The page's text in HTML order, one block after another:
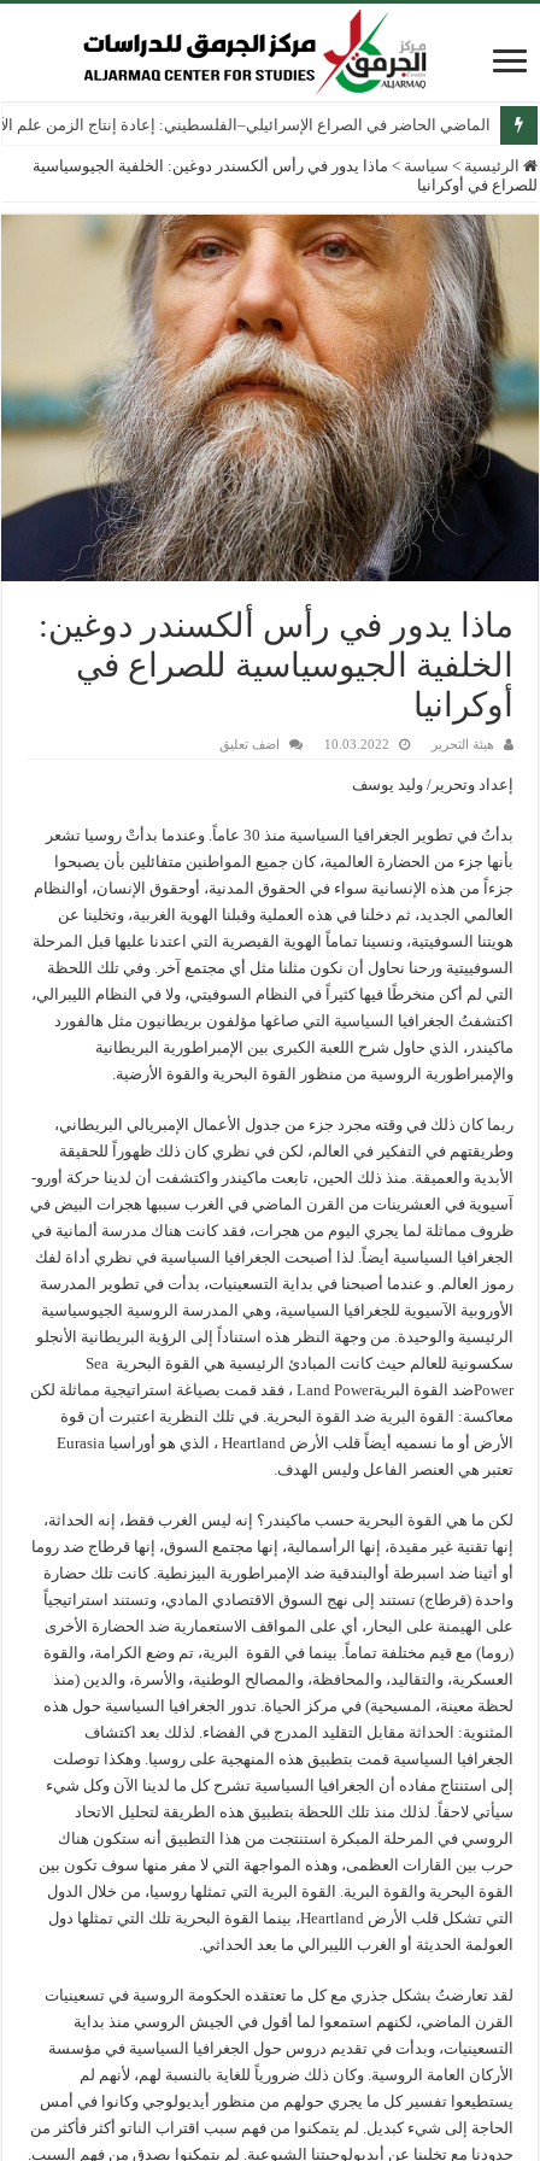
الماضي الحاضر في الصراع الإسرائيلي–الفلسطيني: إعادة إنتاج الزمن علم
الرئيسية > سياسة > ماذا يدور في رأس ألكسندر دوغين: الخلفية الجيوسياسية
للصراع في أوكرانيا
ماذا يدور في رأس ألكسندر دوغين:
الخلفية الجيوسياسية للصراع في
أوكرانيا
هيئة التحرير 10.03.2022 اضف تعليق
إعداد وتحرير/ وليد يوسف
بدأتُ في تطوير الجغرافيا السياسية منذ 30 عاماً. وعندما بدأتْ روسيا تشعر
بأنها جزء من الحضارة العالمية، كان جميع المواطنين متفائلين بأن يصبحوا
جزءاً من هذه الإنسانية سواء في الحقوق المدنية، أوحقوق الإنسان، أوالنظام
العالمي الجديد، ثم دخلنا في هذه العملية وقبلنا الهوية الغربية، وتخلينا عن
هويتنا السوفيتية، ونسينا تماماً الهوية القيصرية التي اعتدنا عليها قبل المرحلة
السوفييتية ورحنا نحاول أن نكون مثلنا مثل أي مجتمع آخر. وفي تلك اللحظة
التي لم أكن منخرطًا فيها كثيراً في النظام السوفيتي، ولا في النظام الليبرالي،
اكتشفتُ الجغرافيا السياسية التي صاغها مؤلفون بريطانيون مثل هالفورد
ماكيندر، الذي حاول شرح اللعبة الكبرى بين الإمبراطورية البريطانية
والإمبراطورية الروسية من منظور القوة البحرية والقوة الأرضية.
ربما كان ذلك في وقته مجرد جزء من جدول الأعمال الإمبريالي البريطاني،
وطريقتهم في التفكير في العالم، لكن في نظري كان ذلك ظهوراً للحقيقة
الأبدية والعميقة. منذ ذلك الحين، تابعت ماكيندر واكتشفت أن لدينا حركة أورو-
آسيوية في العشرينات من القرن الماضي في الغرب سببها هجرات البيض في
ظروف مماثلة لما يجري اليوم من هجرات، فقد كانت هناك مدرسة ألمانية في
الجغرافيا السياسية أيضاً. لذا أصبحت الجغرافيا السياسية في نظري أداة لفك
رموز العالم. و عندما أصبحنا في بداية التسعينيات، بدأت في تطوير المدرسة
الأوروبية الآسيوية للجغرافيا السياسية، وهي المدرسة الروسية الجيوسياسية
الرئيسية والوحيدة. من وجهة النظر هذه استناداً إلى الرؤية البريطانية الأنجلو
سكسونية للعالم حيث كانت المبادئ الرئيسية هي القوة البحرية Sea
Powerضد القوة البريةLand Power ، فقد قمت بصياغة استراتيجية مماثلة لكن
معاكسة: القوة البرية ضد القوة البحرية. في تلك النظرية اعتبرت أن قوة
الأرض أو ما نسميه أيضاً قلب الأرض Heartland ، الذي هو أوراسيا Eurasia
تعتبر هي العنصر الفاعل وليس الهدف.
لكن ما هي القوة البحرية حسب ماكيندر؟ إنه ليس الغرب فقط، إنه الحداثة،
إنها تقنية غير مقيدة، إنها الرأسمالية، إنها مجتمع السوق، إنها قرطاج ضد روما
أو أثينا ضد اسبرطة أوالبندقية ضد الإمبراطورية البيزنطية. كانت تلك حضارة
واحدة (قرطاج) تستند إلى نهج السوق الاقتصادي المادي، وتستند استراتيجياً
على الهيمنة على البحار، أي على المواقف الاستعمارية ضد الحضارة الأخرى
(روما) مع قيم مختلفة تماماً. بينما في القوة البرية، تم وضع الكرامة، والقوة
العسكرية، والتقاليد، والمحافظة، والمصالح الوطنية، والأسرة، والدين (منذ
لحظة معينة، المسيحية) في مركز الحياة. تدور الجغرافيا السياسية حول هذه
المثنوية: الحداثة مقابل التقليد المدرج في الفضاء. لذلك بعد اكتشاف
الجغرافيا السياسية قمت بتطبيق هذه المنهجية على روسيا. وهكذا توصلت
إلى استنتاج مفاده أن الجغرافيا السياسية تشرح كل ما لدينا الآن وكل شيء
سيأتي لاحقاً. لذلك منذ تلك اللحظة بتطبيق هذه الطريقة لتحليل الاتحاد
الروسي في المرحلة المبكرة استنتجت من هذا التطبيق أنه ستكون هناك
حرب بين القارات العظمى، وهذه المواجهة التي لا مفر منها سوف تكون بين
القوة البحرية والقوة البرية. القوة البرية التي تمثلها روسيا، من خلال الدول
التي تشكل قلب الأرض Heartland، بينما القوة البحرية تلك التي تمثلها دول
العولمة الحديثة أو الغرب الليبرالي ما بعد الحداثي.
لقد تعارضتُ بشكل جذري مع كل ما تعتقده الحكومة الروسية في تسعينيات
القرن الماضي، لكنهم استمعوا لما أقول في الجيش الروسي منذ بداية
التسعينيات، وبدأت في تقديم دروس حول الجغرافيا السياسية في مؤسسة
الأركان العامة الروسية. وكان ذلك ضرورياً للغاية بالنسبة لهم، لأنهم لم
يستطيعوا تفسير كل ما يجري حولهم من منظور أيديولوجي وكانوا في أمس
الحاجة إلى شيء كبديل. لم يتمكنوا من فهم سبب اقتراب الناتو أكثر فأكثر من
حدودنا مع تخلينا عن أيديولوجيتنا الشيوعية. لم يتمكنوا بصدق من فهم السبب.